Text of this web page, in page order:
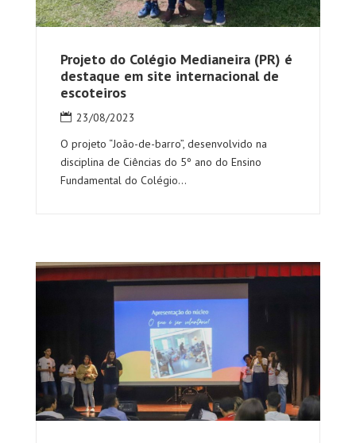
Projeto do Colégio Medianeira (PR) é
destaque em site internacional de
escoteiros
23/08/2023
O projeto “João-de-barro”, desenvolvido na
disciplina de Ciências do 5º ano do Ensino
Fundamental do Colégio...